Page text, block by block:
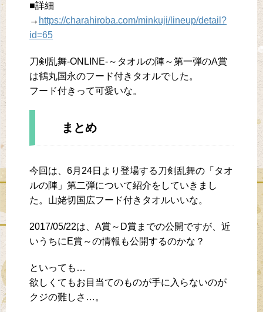
■詳細
→ https://charahiroba.com/minkuji/lineup/detail?
id=65
刀剣乱舞-ONLINE-～タオルの陣～第一弾のA賞
は鶴丸国永のフード付きタオルでした。
フード付きって可愛いな。
まとめ
今回は、6月24日より登場する刀剣乱舞の「タオ
ルの陣」第二弾について紹介をしていきまし
た。山姥切国広フード付きタオルいいな。
2017/05/22は、A賞～D賞までの公開ですが、近
いうちにE賞～の情報も公開するのかな？
といっても…
欲しくてもお目当てのものが手に入らないのが
クジの難しさ…。